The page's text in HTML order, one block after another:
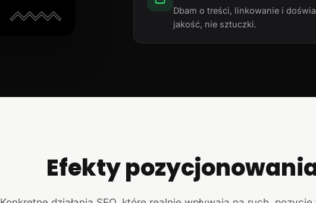
Dbam o treści, linkowanie i
jakość, nie sztuczki.
Efekty